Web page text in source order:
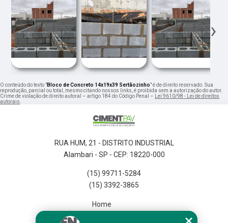
‹ ›
O conteúdo do texto "Bloco de Concreto 14x19x39 Sertãozinho" é de direito reservado. Sua
reprodução, parcial ou total, mesmo citando nossos links, é proibida sem a autorização do autor.
Crime de violação de direito autoral – artigo 184 do Código Penal – Lei 9610/98 - Lei de direitos
autorais.
RUA HUM, 21 - DISTRITO INDUSTRIAL
Alambari - SP - CEP: 18220-000
(15) 99711-5284
(15) 3392-3865
Home